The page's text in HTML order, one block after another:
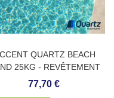
QUARTZ BEACH
25KG - REVÊTEMENT
CONTINU DE PISCINE
77,70 €